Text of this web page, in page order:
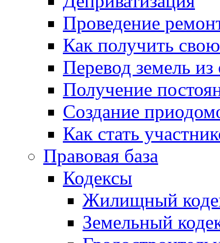
Проведение
Как получить
Перевод земель
Получение
Создание
Как стать
Правовая база
Кодексы
Жилищный
Земельный